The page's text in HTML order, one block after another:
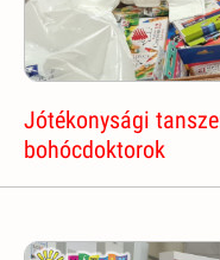
Jótékonysági
bohócdoktorok